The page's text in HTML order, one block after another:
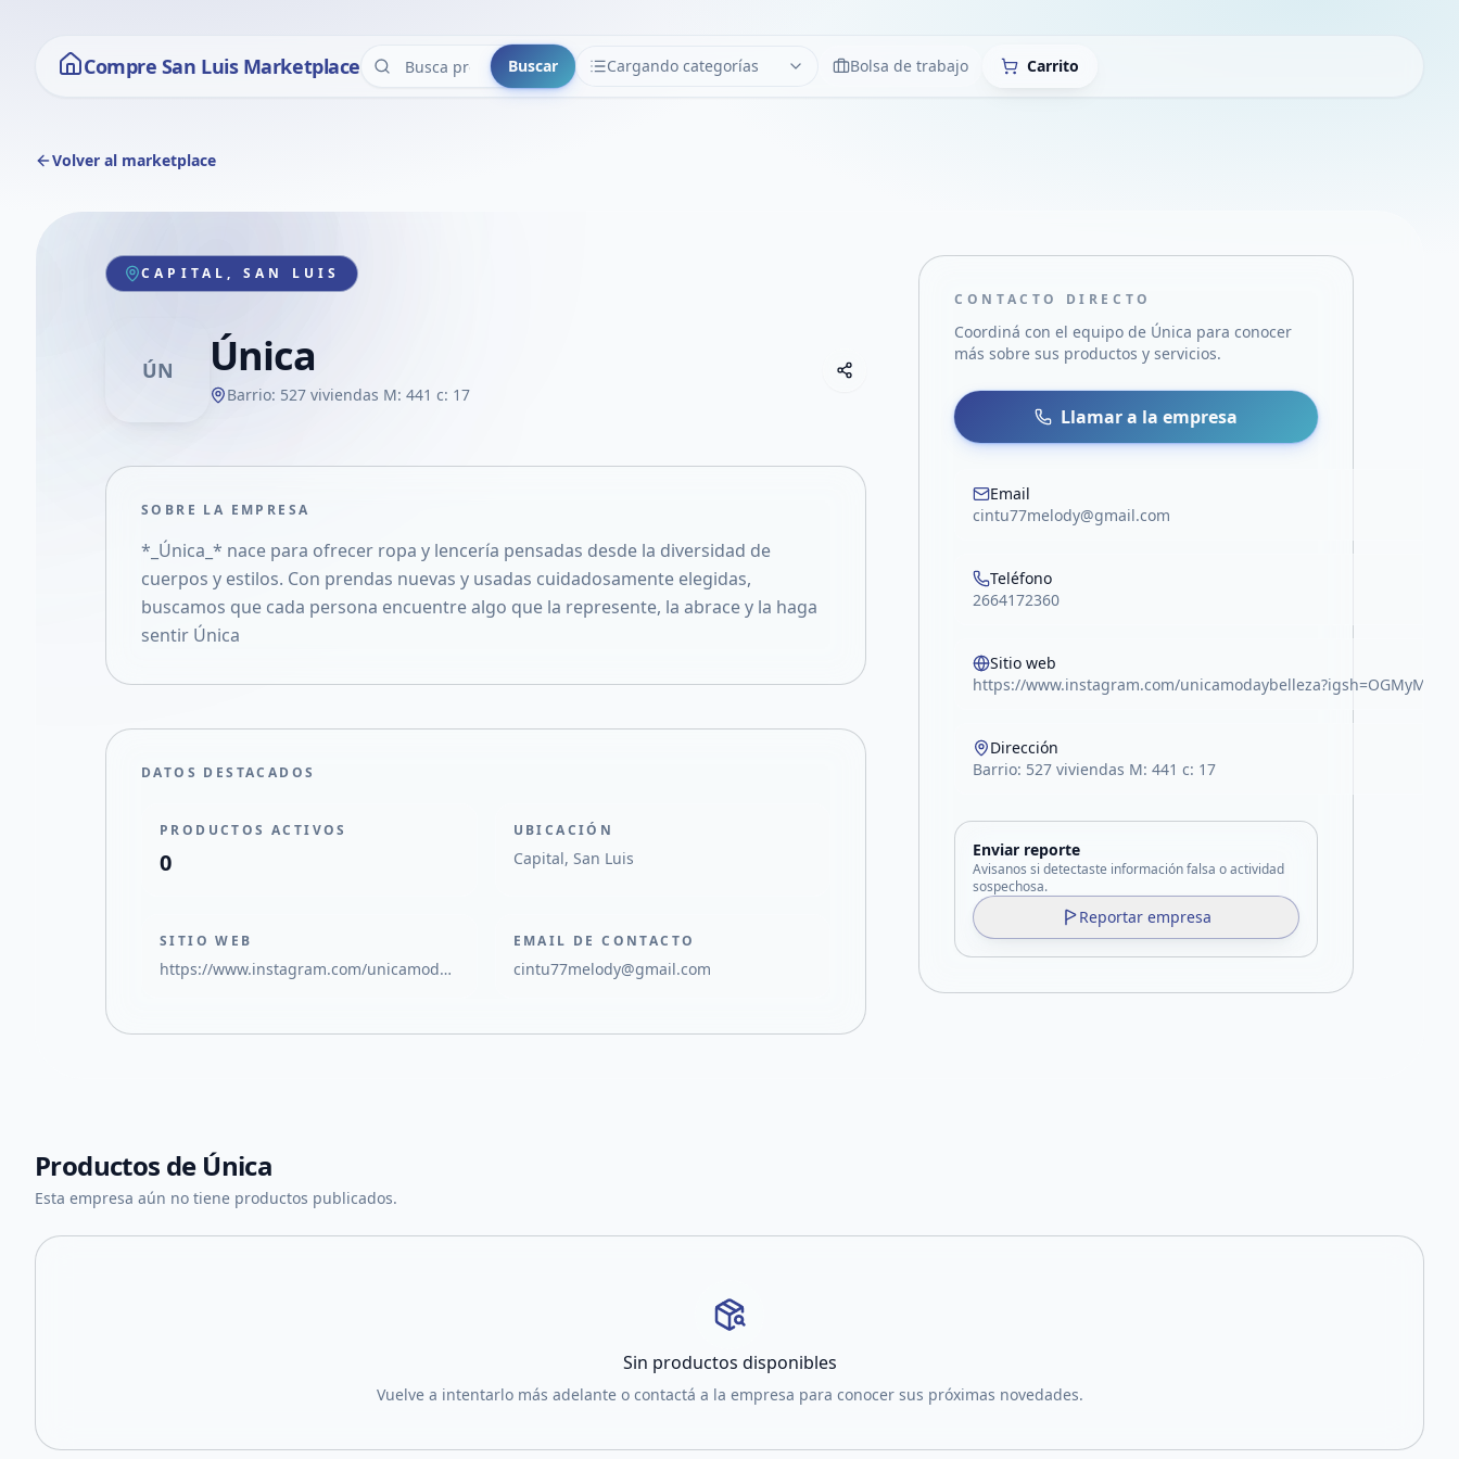
Compre San Luis Marketplace Buscar Cargando categorías
CATEGORÍAS LimpiarBolsa de trabajo Carrito
Volver al marketplace
CAPITAL, SAN LUIS
ÚN Única
Barrio: 527 viviendas M: 441 c: 17
Compartir empresa
Compartir por WhatsApp
Compartir por mail
Compartir en Facebook
SOBRE LA EMPRESA
*_Única_* nace para ofrecer ropa y lencería pensadas desde la diversidad de
cuerpos y estilos. Con prendas nuevas y usadas cuidadosamente elegidas,
buscamos que cada persona encuentre algo que la represente, la abrace y la haga
sentir Única
DATOS DESTACADOS
PRODUCTOS ACTIVOS
0
UBICACIÓN
Capital, San Luis
SITIO WEB
https://www.instagram.com/unicamodaybelleza?igsh=OGMyMm55NGR0Mm5v
EMAIL DE CONTACTO
cintu77melody@gmail.com
CONTACTO DIRECTO
Coordiná con el equipo de Única para conocer
más sobre sus productos y servicios.
Llamar a la empresa
Email
cintu77melody@gmail.com
Teléfono
2664172360
Sitio web
https://www.instagram.com/
Dirección
Barrio: 527 viviendas M: 441 c: 17
Enviar reporte
Avisanos si detectaste información falsa o actividad
sospechosa.
Reportar empresa
Productos de Única
Esta empresa aún no tiene productos publicados.
Sin productos disponibles
Vuelve a intentarlo más adelante o contactá a la empresa para conocer sus próximas novedades.